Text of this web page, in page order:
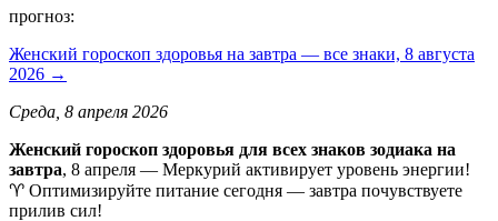
прогноз:
Женский гороскоп здоровья на завтра — все знаки, 8 августа
2026 →
Среда, 8 апреля 2026
Женский гороскоп здоровья для всех знаков зодиака на
завтра, 8 апреля — Меркурий активирует уровень энергии!
♈ Оптимизируйте питание сегодня — завтра почувствуете
прилив сил!